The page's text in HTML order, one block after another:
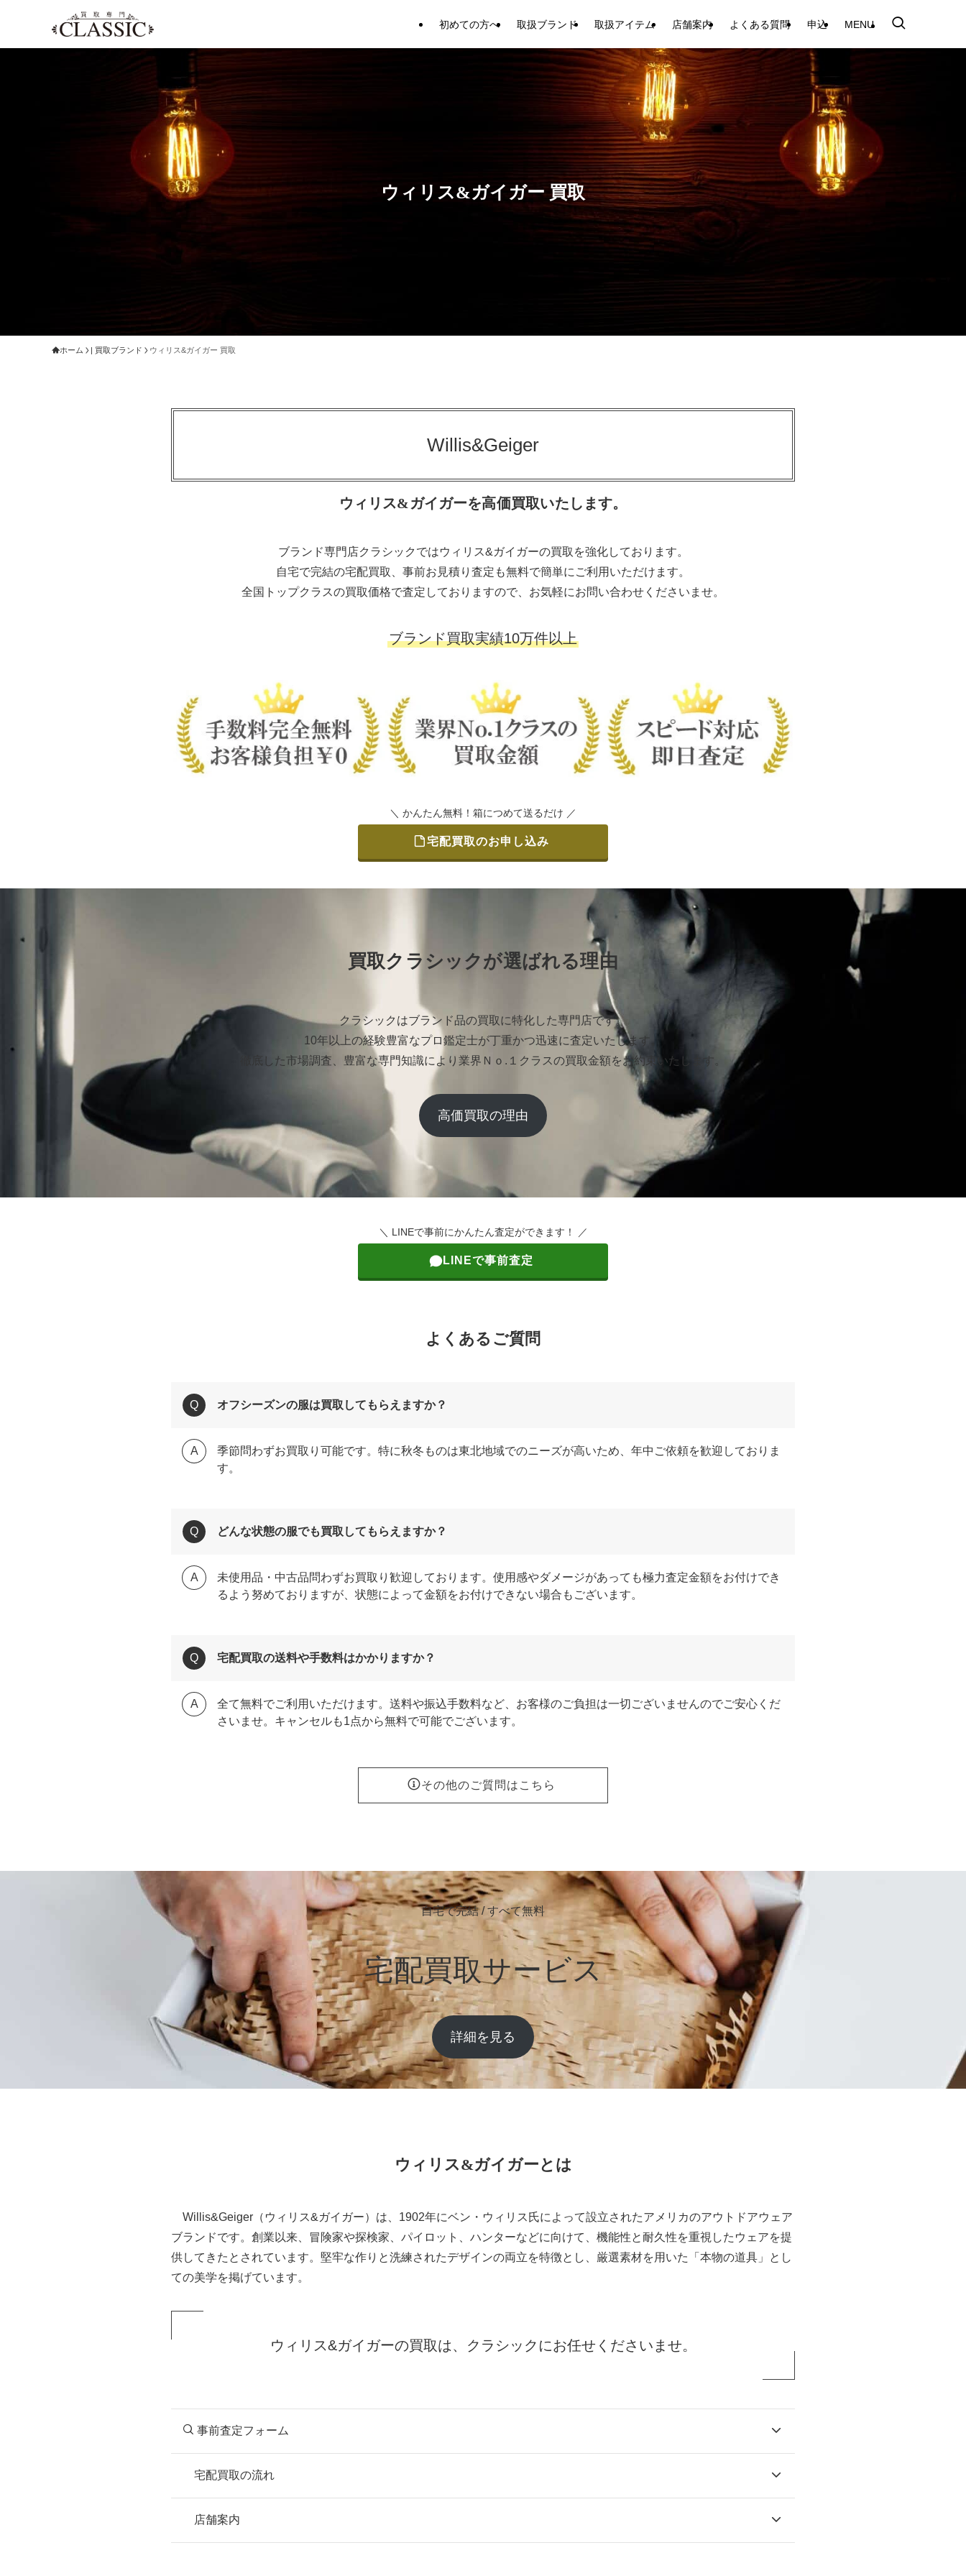
初めての方へ 取扱ブランド 取扱アイテム 店舗案内 よくある質問 申込 MENU
ウィリス&ガイガー 買取
ホーム | 買取ブランド ウィリス&ガイガー 買取
Willis&Geiger
ウィリス&ガイガーを高価買取いたします。
ブランド専門店クラシックではウィリス&ガイガーの買取を強化しております。
自宅で完結の宅配買取、事前お見積り査定も無料で簡単にご利用いただけます。
全国トップクラスの買取価格で査定しておりますので、お気軽にお問い合わせくださいませ。
ブランド買取実績10万件以上
＼ かんたん無料！箱につめて送るだけ ／
宅配買取のお申し込み
買取クラシックが選ばれる理由
クラシックはブランド品の買取に特化した専門店です。
10年以上の経験豊富なプロ鑑定士が丁重かつ迅速に査定いたします。
徹底した市場調査、豊富な専門知識により業界Ｎｏ.１クラスの買取金額をお約束いたします。
高価買取の理由
＼ LINEで事前にかんたん査定ができます！ ／
LINEで事前査定
よくあるご質問
オフシーズンの服は買取してもらえますか？
季節問わずお買取り可能です。特に秋冬ものは東北地域でのニーズが高いため、年中ご依頼を歓迎しておりま
す。
どんな状態の服でも買取してもらえますか？
未使用品・中古品問わずお買取り歓迎しております。使用感やダメージがあっても極力査定金額をお付けでき
るよう努めておりますが、状態によって金額をお付けできない場合もございます。
宅配買取の送料や手数料はかかりますか？
全て無料でご利用いただけます。送料や振込手数料など、お客様のご負担は一切ございませんのでご安心くだ
さいませ。キャンセルも1点から無料で可能でございます。
その他のご質問はこちら
自宅で完結 / すべて無料
宅配買取サービス
詳細を見る
ウィリス&ガイガーとは
Willis&Geiger（ウィリス&ガイガー）は、1902年にベン・ウィリス氏によって設立されたアメリカのアウトドアウェア
ブランドです。創業以来、冒険家や探検家、パイロット、ハンターなどに向けて、機能性と耐久性を重視したウェアを提
供してきたとされています。堅牢な作りと洗練されたデザインの両立を特徴とし、厳選素材を用いた「本物の道具」とし
ての美学を掲げています。
ウィリス&ガイガーの買取は、クラシックにお任せくださいませ。
事前査定フォーム
宅配買取の流れ
お申込み
店舗案内